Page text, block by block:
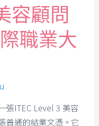
容顧問
職業大
張ITEC Level 3 美容
普通的結業文憑。它